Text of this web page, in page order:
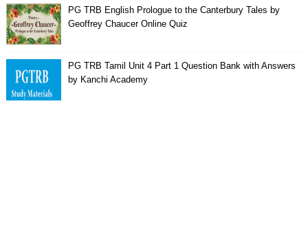
PG TRB English Prologue to the Canterbury Tales by
Geoffrey Chaucer Online Quiz
PG TRB Tamil Unit 4 Part 1 Question Bank with Answers
by Kanchi Academy